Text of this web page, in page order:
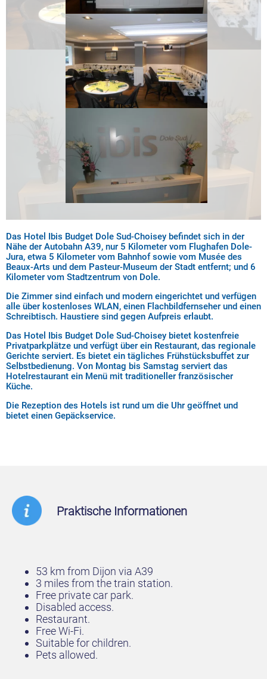
Das Hotel Ibis Budget Dole Sud-Choisey befindet sich in der
Nähe der Autobahn A39, nur 5 Kilometer vom Flughafen Dole-
Jura, etwa 5 Kilometer vom Bahnhof sowie vom Musée des
Beaux-Arts und dem Pasteur-Museum der Stadt entfernt; und 6
Kilometer vom Stadtzentrum von Dole.
Die Zimmer sind einfach und modern eingerichtet und verfügen
alle über kostenloses WLAN, einen Flachbildfernseher und einen
Schreibtisch. Haustiere sind gegen Aufpreis erlaubt.
Das Hotel Ibis Budget Dole Sud-Choisey bietet kostenfreie
Privatparkplätze und verfügt über ein Restaurant, das regionale
Gerichte serviert. Es bietet ein tägliches Frühstücksbuffet zur
Selbstbedienung. Von Montag bis Samstag serviert das
Hotelrestaurant ein Menü mit traditioneller französischer
Küche.
Die Rezeption des Hotels ist rund um die Uhr geöffnet und
bietet einen Gepäckservice.
Praktische Informationen
53 km from Dijon via A39
3 miles from the train station.
Free private car park.
Disabled access.
Restaurant.
Free Wi-Fi.
Suitable for children.
Pets allowed.